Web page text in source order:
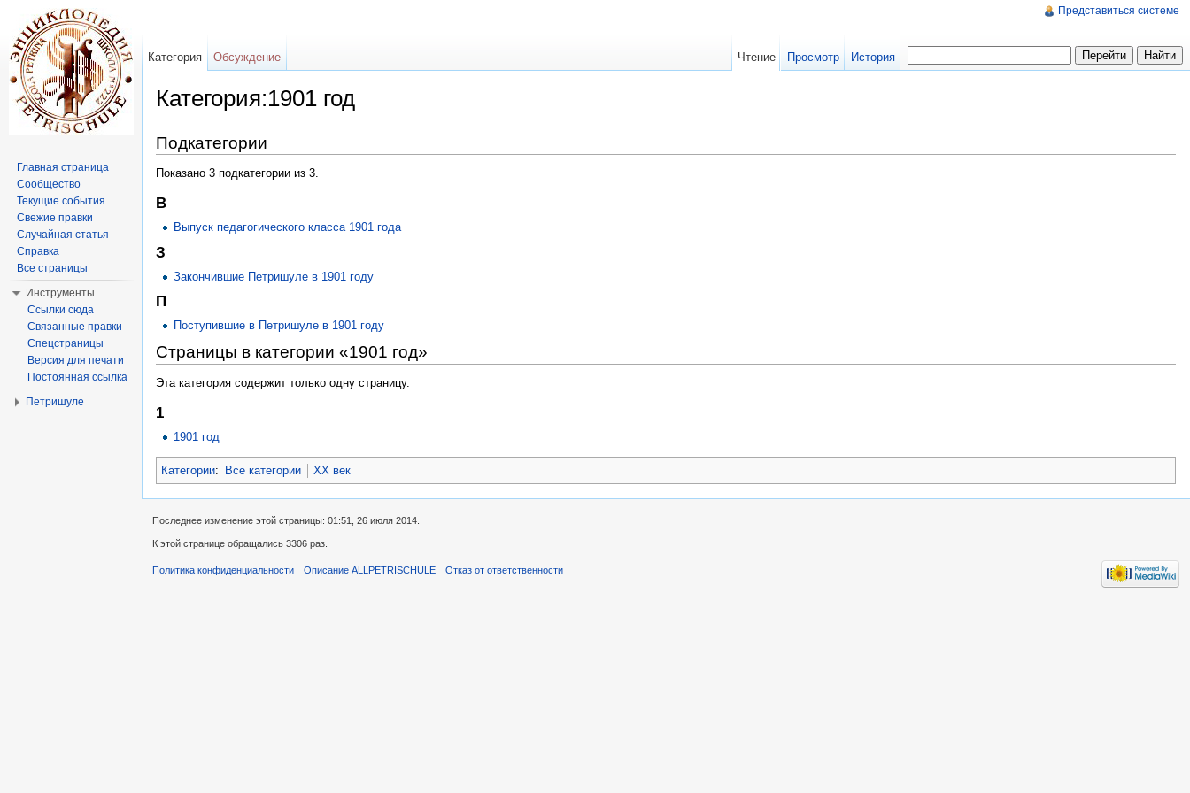
Категория:1901 год
Подкатегории
Показано 3 подкатегории из 3.
В
Выпуск педагогического класса 1901 года
З
Закончившие Петришуле в 1901 году
П
Поступившие в Петришуле в 1901 году
Страницы в категории «1901 год»
Эта категория содержит только одну страницу.
1
1901 год
Категории: Все категории XX век
Представиться системе
Категория Обсуждение Чтение Просмотр История
Главная страница
Сообщество
Текущие события
Свежие правки
Случайная статья
Справка
Все страницы
Инструменты
Ссылки сюда
Связанные правки
Спецстраницы
Версия для печати
Постоянная ссылка
Петришуле
Последнее изменение этой страницы: 01:51, 26 июля 2014.
К этой странице обращались 3306 раз.
Политика конфиденциальности Описание ALLPETRISCHULE Отказ от ответственности